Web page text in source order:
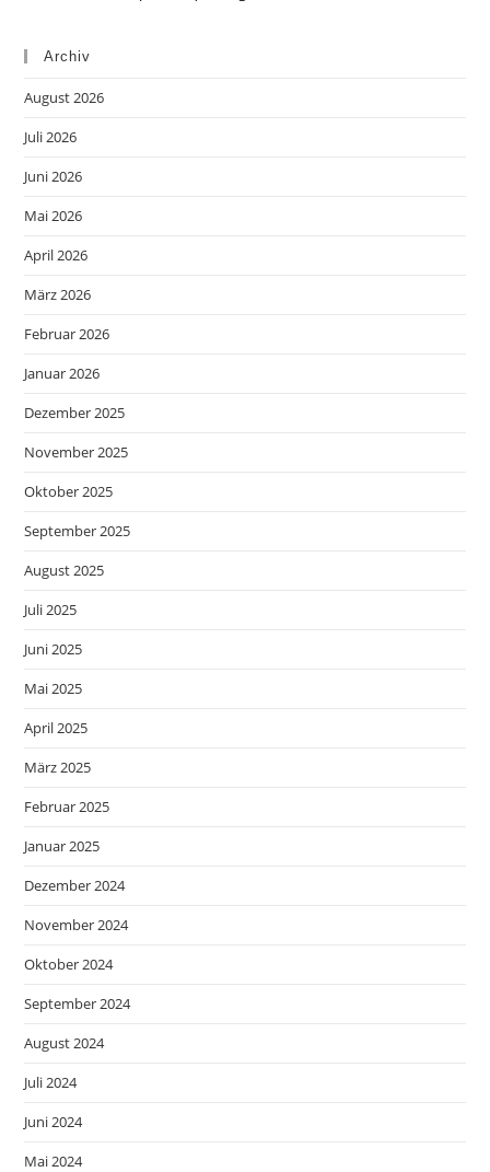
Archiv
August 2026
Juli 2026
Juni 2026
Mai 2026
April 2026
März 2026
Februar 2026
Januar 2026
Dezember 2025
November 2025
Oktober 2025
September 2025
August 2025
Juli 2025
Juni 2025
Mai 2025
April 2025
März 2025
Februar 2025
Januar 2025
Dezember 2024
November 2024
Oktober 2024
September 2024
August 2024
Juli 2024
Juni 2024
Mai 2024